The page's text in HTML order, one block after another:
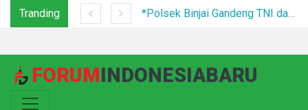
Tranding *Polsek Binjai Gandeng TNI dan Kepala Desa Grebek Sarang Narkoba*
FORUMINDONESIABARU